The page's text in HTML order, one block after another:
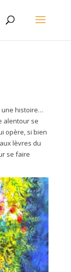
une histoire…
alentour se
opère, si bien
lèvres du
se faire